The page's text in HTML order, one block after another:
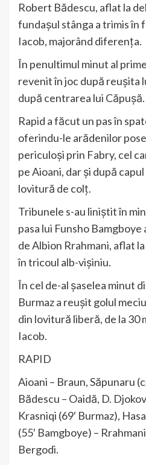
Robert Bădescu, aflat la
fundașul stânga a trimis în
Iacob, majorând diferența.
În penultimul minut al
revenit în joc după reușita
după centrarea lui Căpușă.
Rapid a făcut un pas în
oferindu-le arădenilor
periculoși prin Fabry, cel
pe Aioani, dar și după
lovitură de colț.
Tribunele s-au liniștit în
pasa lui Funsho
de Albion Rrahmani, aflat
în tricoul alb-vișiniu.
În cel de-al șaselea minut
Burmaz a reușit golul
din lovitură liberă, de la 30
Iacob.
RAPID
Aioani – Braun, Săpunaru
Bădescu – Oaidă, D.
Krasniqi (69′ Burmaz),
(55′ Bamgboye) –
Bergodi.